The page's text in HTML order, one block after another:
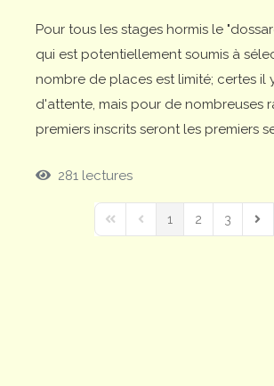
Pour tous les stages hormis le
qui est potentiellement soumis à
nombre de places est limité; certes il
d'attente, mais pour de nombreuses
premiers inscrits seront les premiers
281 lectures
First PagePrevious Page
1 2 3